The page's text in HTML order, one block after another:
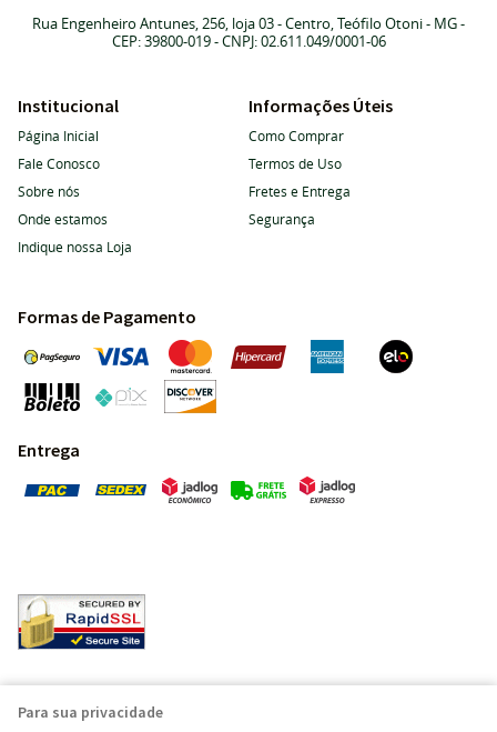
Rua Engenheiro Antunes, 256, loja 03-Centro, Teófilo Otoni- MG-
CEP: 39800-019- CNPJ: 02.611.049/0001-06
Institucional
Página Inicial
Fale Conosco
Sobre nós
Onde estamos
Indique nossa Loja
Informações Úteis
Como Comprar
Termos de Uso
Fretes e Entrega
Segurança
Formas de Pagamento
Entrega
Para sua privacidade